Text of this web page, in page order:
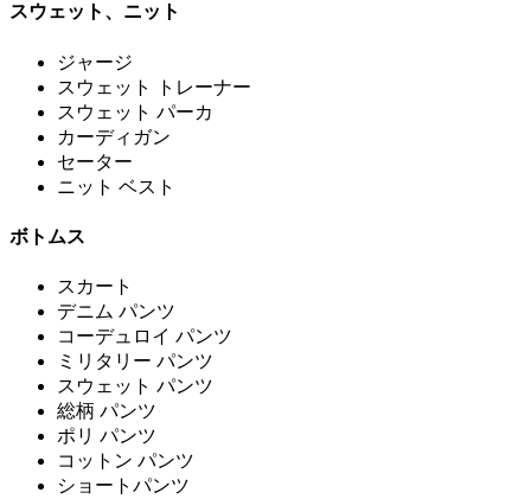
スウェット、ニット
ジャージ
スウェット トレーナー
スウェット パーカ
カーディガン
セーター
ニット ベスト
ボトムス
スカート
デニム パンツ
コーデュロイ パンツ
ミリタリー パンツ
スウェット パンツ
総柄 パンツ
ポリ パンツ
コットン パンツ
ショートパンツ